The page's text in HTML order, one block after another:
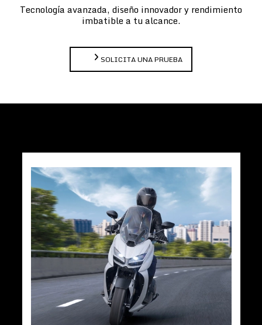
Tecnología avanzada, diseño innovador y rendimiento
imbatible a tu alcance.
SOLICITA UNA PRUEBA